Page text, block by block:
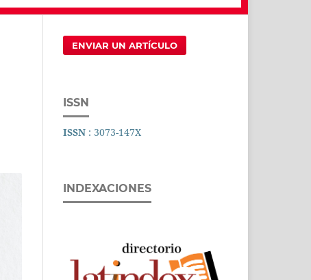
ENVIAR UN ARTÍCULO
ISSN
ISSN : 3073-147X
INDEXACIONES